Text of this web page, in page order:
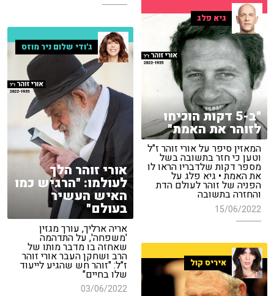
גיא פלג
"ב-5 דקות הוכיחו
לזוהר את האמת"
המאזין סיפר על אורי זוהר ז"ל
וטען כי חזר בתשובה בשל
מספר דקות שלדבריו הראו לו
את האמת • גיא פלג על
הפניה של זוהר לעולם הדת
והחזרה בתשובה
15/06/2022
ג'ודי שלום ניר מוזס
אורי זוהר הלך
לעולמו: "הרגיש כמו
האיש העשיר
בעולם"
אריה ארליך, עורך מגזין
'משפחה', על התדהמה
שאחזה בו מדבר מותו של
הרב ושחקן העבר אורי זוהר
ז"ל: "זוהר חש שהגיע לייעוד
שלו בחיים"
03/06/2022
איריס קול